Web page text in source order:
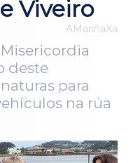
Viveiro
AMariñaXa
deste
para
na rúa